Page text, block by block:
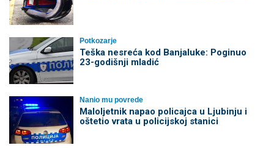
Potkozarje
Teška nesreća kod Banjaluke: Poginuo
23-godišnji mladić
Nanio mu povrede
Maloljetnik napao policajca u Ljubinju i
oštetio vrata u policijskoj stanici